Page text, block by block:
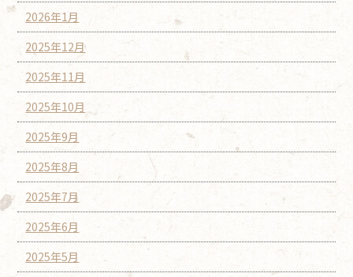
2026年1月
2025年12月
2025年11月
2025年10月
2025年9月
2025年8月
2025年7月
2025年6月
2025年5月